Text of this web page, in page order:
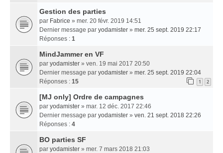
Gestion des parties
par Fabrice » mer. 20 févr. 2019 14:51
Dernier message par yodamister » mer. 25 sept. 2019 22:17
Réponses : 1
MindJammer en VF
par yodamister » ven. 19 mai 2017 20:50
Dernier message par yodamister » mer. 25 sept. 2019 22:04
Réponses : 15 1 2
[MJ only] Ordre de campagnes
par yodamister » mar. 12 déc. 2017 22:46
Dernier message par yodamister » ven. 21 sept. 2018 22:26
Réponses : 4
BO parties SF
par yodamister » mer. 7 mars 2018 21:03